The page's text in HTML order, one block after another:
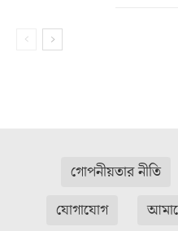
গোপনীয়তার নীতি
যোগাযোগ